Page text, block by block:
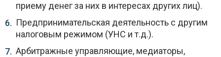
приему денег за них в интересах других лиц).
Предпринимательская деятельность с другим
налоговым режимом (УНС и т.д.).
Арбитражные управляющие, медиаторы,